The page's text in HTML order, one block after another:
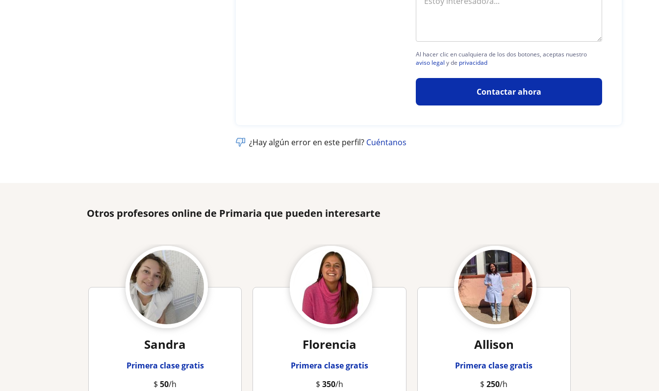
Al hacer clic en cualquiera de los dos botones, aceptas nuestro
aviso legal y de privacidad
Contactar ahora
¿Hay algún error en este perfil? Cuéntanos
Otros profesores online de Primaria que pueden interesarte
Sandra
Primera clase gratis
$50/h
Florencia
Primera clase gratis
$ 350/h
Allison
Primera clase gratis
$250/h